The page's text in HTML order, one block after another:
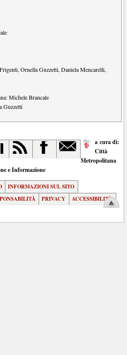
,Ornella Guzzetti,Daniela Mencarelli,
Michele Brancale
Guzzetti
a cura di:
Città
Metropolitana
e Informazione
INFORMAZIONI SUL SITO
PRIVACY
ACCESSIBILITÀ